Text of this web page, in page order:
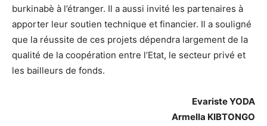
burkinabè à l’étranger. Il a aussi invité les partenaires à
apporter leur soutien technique et financier. Il a souligné
que la réussite de ces projets dépendra largement de la
qualité de la coopération entre l’Etat, le secteur privé et
les bailleurs de fonds.
Evariste YODA
Armella KIBTONGO